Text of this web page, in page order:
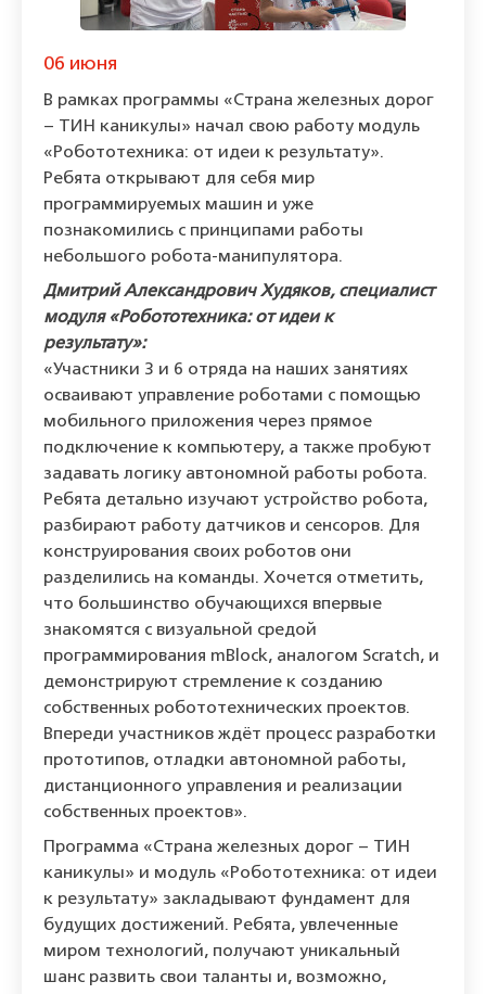
06 июня
В рамках программы «Страна железных дорог
– ТИН каникулы» начал свою работу модуль
«Робототехника: от идеи к результату».
Ребята открывают для себя мир
программируемых машин и уже
познакомились с принципами работы
небольшого робота-манипулятора.
Дмитрий Александрович Худяков, специалист
модуля «Робототехника: от идеи к
результату»:
«Участники 3 и 6 отряда на наших занятиях
осваивают управление роботами с помощью
мобильного приложения через прямое
подключение к компьютеру, а также пробуют
задавать логику автономной работы робота.
Ребята детально изучают устройство робота,
разбирают работу датчиков и сенсоров. Для
конструирования своих роботов они
разделились на команды. Хочется отметить,
что большинство обучающихся впервые
знакомятся с визуальной средой
программирования mBlock, аналогом Scratch, и
демонстрируют стремление к созданию
собственных робототехнических проектов.
Впереди участников ждёт процесс разработки
прототипов, отладки автономной работы,
дистанционного управления и реализации
собственных проектов».
Программа «Страна железных дорог – ТИН
каникулы» и модуль «Робототехника: от идеи
к результату» закладывают фундамент для
будущих достижений. Ребята, увлеченные
миром технологий, получают уникальный
шанс развить свои таланты и, возможно,